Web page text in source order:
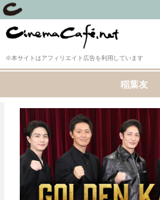
※本サイトはアフィリエイト広告を利用しています
稲葉友